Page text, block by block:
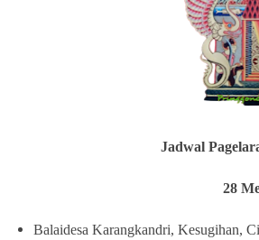
Jadwal
28
Balaidesa Karangkandri, Kesugihan,